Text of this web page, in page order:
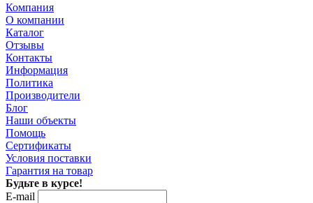
Компания
О компании
Каталог
Отзывы
Контакты
Информация
Политика
Производители
Блог
Наши объекты
Помощь
Сертификаты
Условия поставки
Гарантия на товар
Будьте в курсе!
E-mail